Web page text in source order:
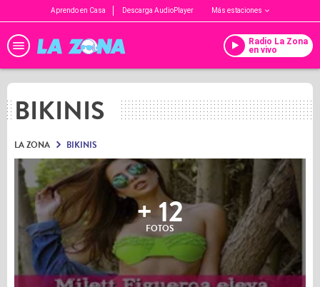
Aprendo en Casa Descarga AudioPlayer Más estaciones
Radio La Zona
en vivo
BIKINIS
LA ZONA BIKINIS
+ 12
FOTOS